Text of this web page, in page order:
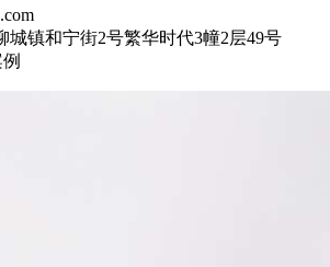
城镇和宁街2号繁华时代3幢2层49号